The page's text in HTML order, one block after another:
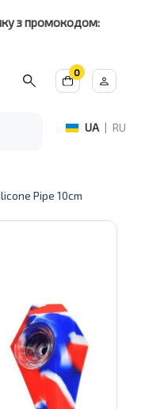
з промокодом:
0
UA | RU
Pipe 10cm